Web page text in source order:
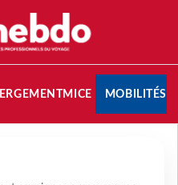
MICE MOBILITÉS